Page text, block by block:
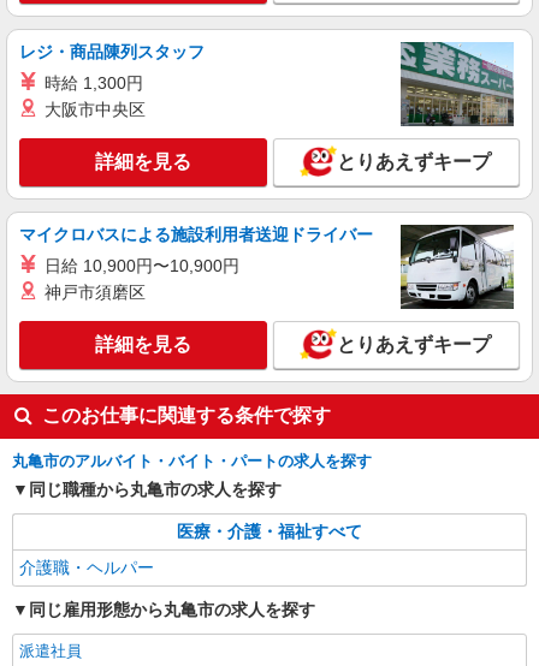
レジ・商品陳列スタッフ
時給 1,300円
大阪市中央区
詳細を見る とりあえずキープ
マイクロバスによる施設利用者送迎ドライバー
日給 10,900円〜10,900円
神戸市須磨区
詳細を見る とりあえずキープ
このお仕事に関連する条件で探す
丸亀市のアルバイト・バイト・パートの求人を探す
同じ職種から丸亀市の求人を探す
医療・介護・福祉すべて
介護職・ヘルパー
同じ雇用形態から丸亀市の求人を探す
派遣社員